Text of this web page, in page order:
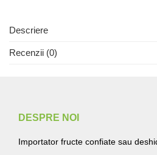
Descriere
Recenzii (0)
DESPRE NOI
Importator fructe confiate sau